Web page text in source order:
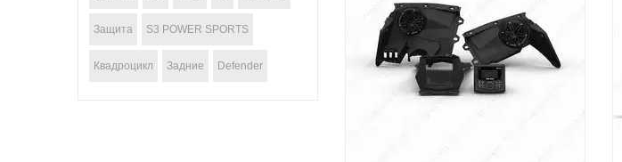
Защита S3 POWER SPORTS
Квадроцикл Задние Defender
ЗАКОНЧИЛСЯ В КОРЗИНУ